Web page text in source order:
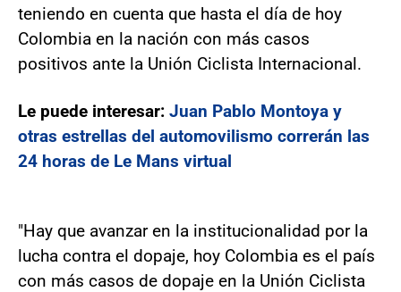
teniendo en cuenta que hasta el día de hoy
Colombia en la nación con más casos
positivos ante la Unión Ciclista Internacional.
Le puede interesar: Juan Pablo Montoya y
otras estrellas del automovilismo correrán las
24 horas de Le Mans virtual
"Hay que avanzar en la institucionalidad por la
lucha contra el dopaje, hoy Colombia es el país
con más casos de dopaje en la Unión Ciclista